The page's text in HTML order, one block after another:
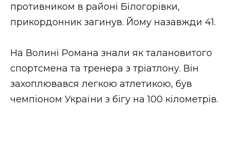
противником в районі Білогорівки,
прикордонник загинув. Йому назавжди 41.
На Волині Романа знали як талановитого
спортсмена та тренера з тріатлону. Він
захоплювався легкою атлетикою, був
чемпіоном України з бігу на 100 кілометрів.